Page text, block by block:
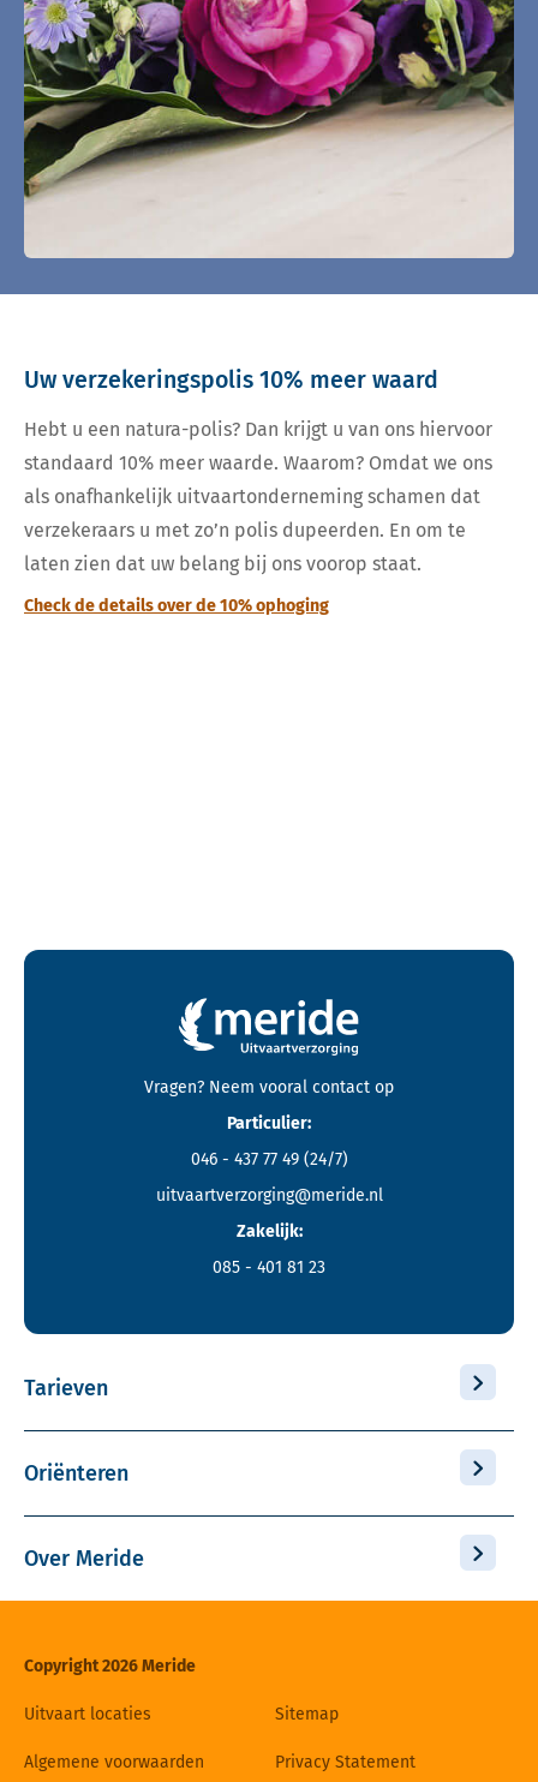
Uw verzekeringspolis 10% meer waard
Hebt u een natura-polis? Dan krijgt u van ons hiervoor
standaard 10% meer waarde. Waarom? Omdat we ons
als onafhankelijk uitvaartonderneming schamen dat
verzekeraars u met zo’n polis dupeerden. En om te
laten zien dat uw belang bij ons voorop staat.
Check de details over de 10% ophoging
Contactgegevens en footer menu van Meride
Vragen? Neem vooral contact op
Particulier:
046 - 437 77 49 (24/7)
uitvaartverzorging@meride.nl
Zakelijk:
085 - 401 81 23
Tarieven
Oriënteren
Over Meride
Copyright 2026 Meride
Uitvaart locaties Sitemap
Algemene voorwaarden Privacy Statement